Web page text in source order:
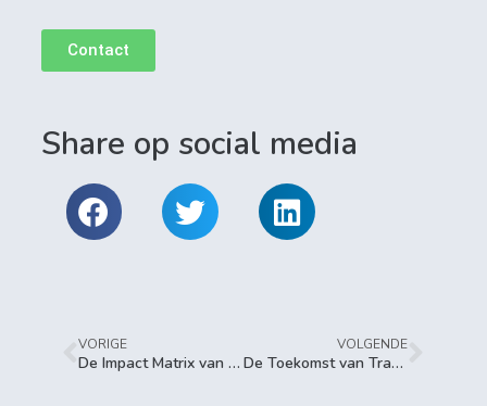
Contact
Share op social media
VORIGE
De Impact Matrix van MetEdith: Een Krachtig Instrument voor Duurzaam en Circulair Ondernemen
VOLGENDE
De Toekomst van Transparantie: De Impact van ESG, CSRD en ESRS op Organisaties